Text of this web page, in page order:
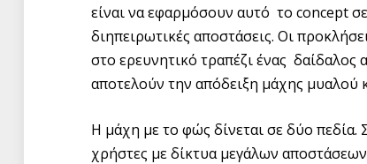
είναι να εφαρμόσουν αυτό το concept
διηπειρωτικές αποστάσεις. Οι
στο ερευνητικό τραπέζι ένας δαίδαλος
αποτελούν την απόδειξη μάχης μυαλού
Η μάχη με το φώς δίνεται σε δύο
χρήστες με δίκτυα μεγάλων